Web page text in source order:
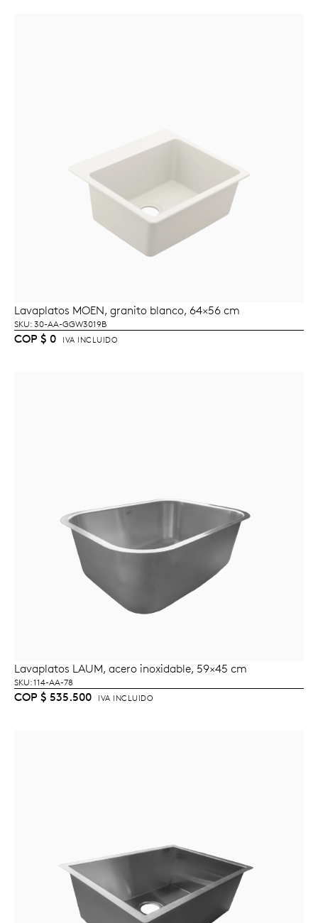
LEER MÁS
Lavaplatos MOEN, granito blanco, 64×56 cm
SKU: 30-AA-GGW3019B
COP $ 0 IVA INCLUIDO
AÑADIR AL CARRITO
Lavaplatos LAUM, acero inoxidable, 59×45 cm
SKU: 114-AA-78
COP $ 535.500 IVA INCLUIDO